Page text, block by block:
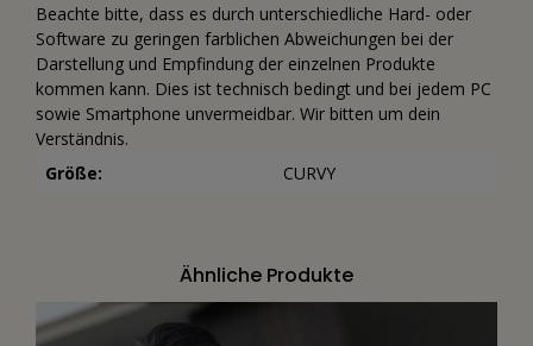
Beachte bitte, dass es durch unterschiedliche Hard- oder
Software zu geringen farblichen Abweichungen bei der
Darstellung und Empfindung der einzelnen Produkte
kommen kann. Dies ist technisch bedingt und bei jedem PC
sowie Smartphone unvermeidbar. Wir bitten um dein
Verständnis.
Größe:
CURVY
Ähnliche Produkte